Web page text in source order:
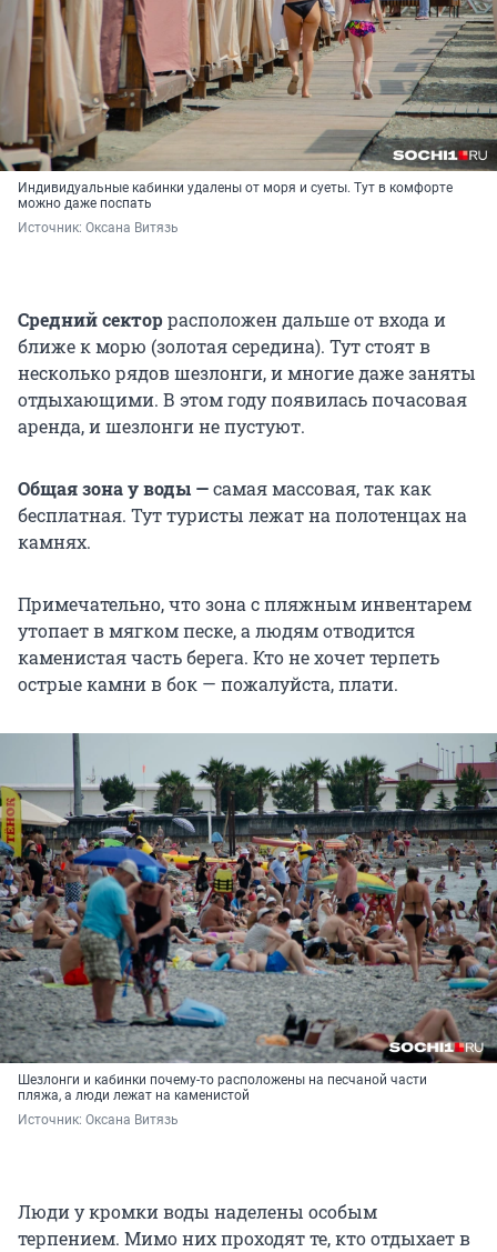
Индивидуальные кабинки удалены от моря и суеты. Тут в комфорте
можно даже поспать
Источник: Оксана Витязь
Средний секторрасположен дальше от входа и
ближе к морю (золотая середина). Тут стоят в
несколько рядов шезлонги, и многие даже заняты
отдыхающими. В этом году появилась почасовая
аренда, и шезлонги не пустуют.
Общая зона у воды —самая массовая, так как
бесплатная. Тут туристы лежат на полотенцах на
камнях.
Примечательно, что зона с пляжным инвентарем
утопает в мягком песке, а людям отводится
каменистая часть берега. Кто не хочет терпеть
острые камни в бок — пожалуйста, плати.
Шезлонги и кабинки почему-то расположены на песчаной части
пляжа, а люди лежат на каменистой
Источник: Оксана Витязь
Люди у кромки воды наделены особым
терпением. Мимо них проходят те, кто отдыхает в